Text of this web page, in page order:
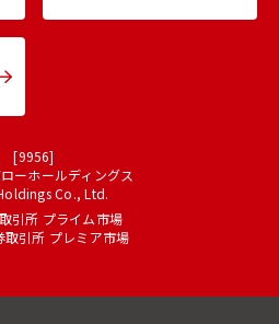
[9956]
ーホールディングス
Co., Ltd.
引所 プライム市場
取引所 プレミア市場